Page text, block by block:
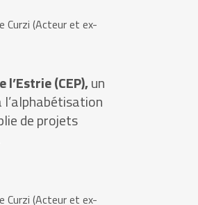
Curzi (Acteur et ex-
(CEP),un
de projets
Curzi (Acteur et ex-